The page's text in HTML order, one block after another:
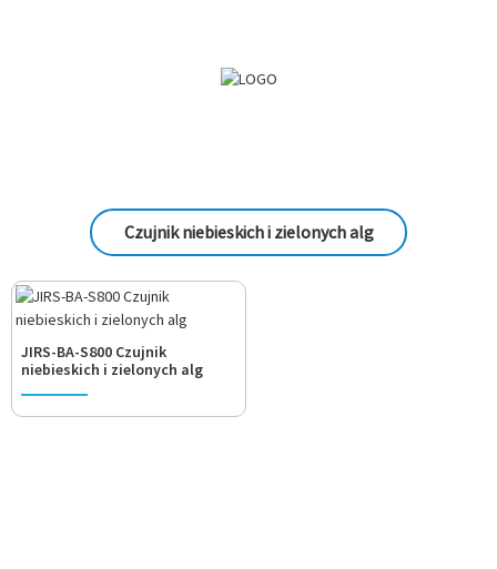
Czujnik niebieskich i zielonych alg
JIRS-BA-S800 Czujnik
niebieskich i zielonych alg